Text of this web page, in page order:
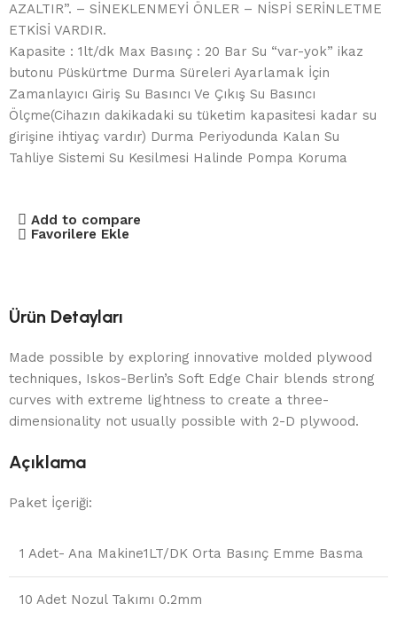
AZALTIR”. – SİNEKLENMEYİ ÖNLER – NİSPİ SERİNLETME
ETKİSİ VARDIR.
Kapasite : 1lt/dk Max Basınç : 20 Bar Su “var-yok” ikaz
butonu Püskürtme Durma Süreleri Ayarlamak İçin
Zamanlayıcı Giriş Su Basıncı Ve Çıkış Su Basıncı
Ölçme(Cihazın dakikadaki su tüketim kapasitesi kadar su
girişine ihtiyaç vardır) Durma Periyodunda Kalan Su
Tahliye Sistemi Su Kesilmesi Halinde Pompa Koruma
Add to compare
Favorilere Ekle
Ürün Detayları
Made possible by exploring innovative molded plywood
techniques, Iskos-Berlin’s Soft Edge Chair blends strong
curves with extreme lightness to create a three-
dimensionality not usually possible with 2-D plywood.
Açıklama
Paket İçeriği:
1 Adet- Ana Makine1LT/DK Orta Basınç Emme Basma
10 Adet Nozul Takımı 0.2mm